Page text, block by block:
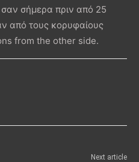
σαν σήμερα πριν από 25
από τους κορυφαίους
from the other side.
Next article